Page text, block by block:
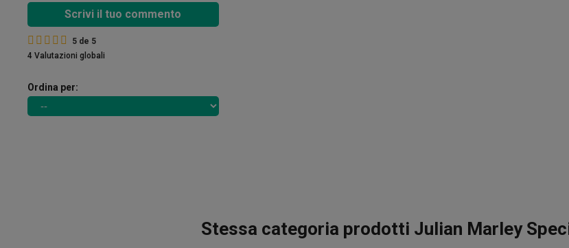
Scrivi il tuo commento
5 de 5
4 Valutazioni globali
Ordina per:
Stessa categoria prodotti Julian Marley